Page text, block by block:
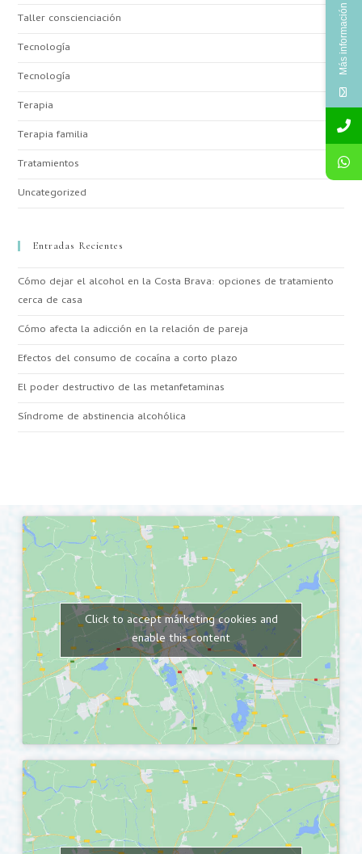
Taller conscienciación
Tecnología
Tecnología
Terapia
Terapia familia
Tratamientos
Uncategorized
Entradas Recientes
Cómo dejar el alcohol en la Costa Brava: opciones de tratamiento
cerca de casa
Cómo afecta la adicción en la relación de pareja
Efectos del consumo de cocaína a corto plazo
El poder destructivo de las metanfetaminas
Síndrome de abstinencia alcohólica
Click to accept márketing cookies and
enable this content
Más información